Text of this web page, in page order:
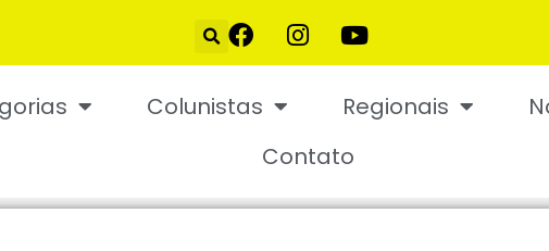
Colunistas Regionais
Contato